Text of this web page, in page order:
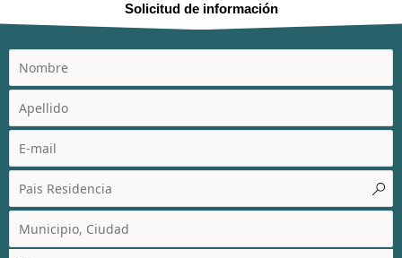
Solicitud de información